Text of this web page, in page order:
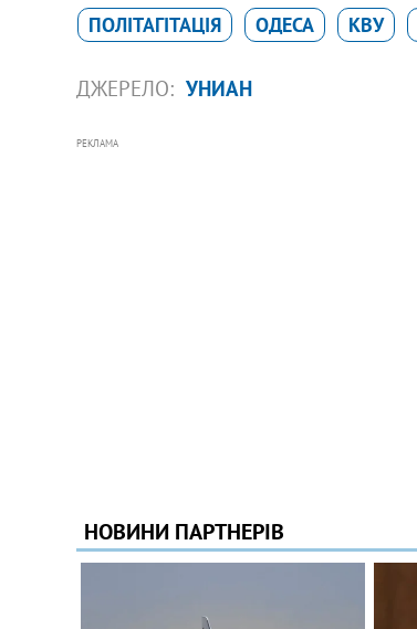
ПОЛІТАГІТАЦІЯ ОДЕСА КВУ
ДЖЕРЕЛО: УНИАН
РЕКЛАМА